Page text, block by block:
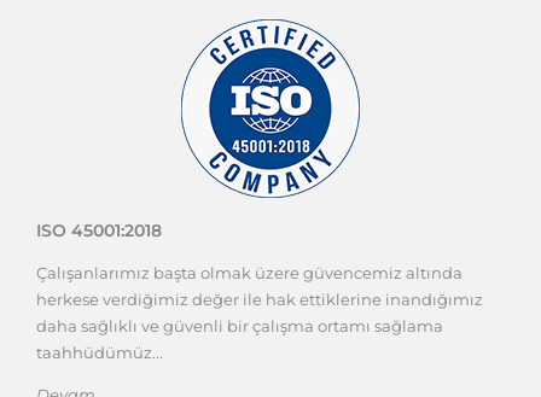
ISO 45001:2018
Çalışanlarımız başta olmak üzere güvencemiz altında
herkese verdiğimiz değer ile hak ettiklerine inandığımız
daha sağlıklı ve güvenli bir çalışma ortamı sağlama
taahhüdümüz...